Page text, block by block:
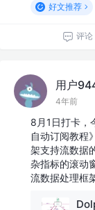
好文推荐
评论
用户
4年前
8月1日打卡，
自动订阅教程
架支持流数据
杂指标的滚动
流数据处理框